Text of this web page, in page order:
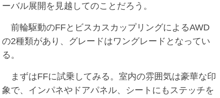
ーバル展開を見越してのことだろう。
前輪駆動のFFとビスカスカップリングによるAWD
の2種類があり、グレードはワングレードとなってい
る。
まずはFFに試乗してみる。室内の雰囲気は豪華な印
象で、インパネやドアパネル、シートにもステッチを